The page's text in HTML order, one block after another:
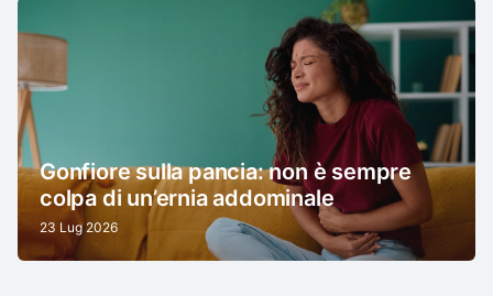
Gonfiore sulla pancia: non è sempre
colpa di un’ernia addominale
23 Lug 2026